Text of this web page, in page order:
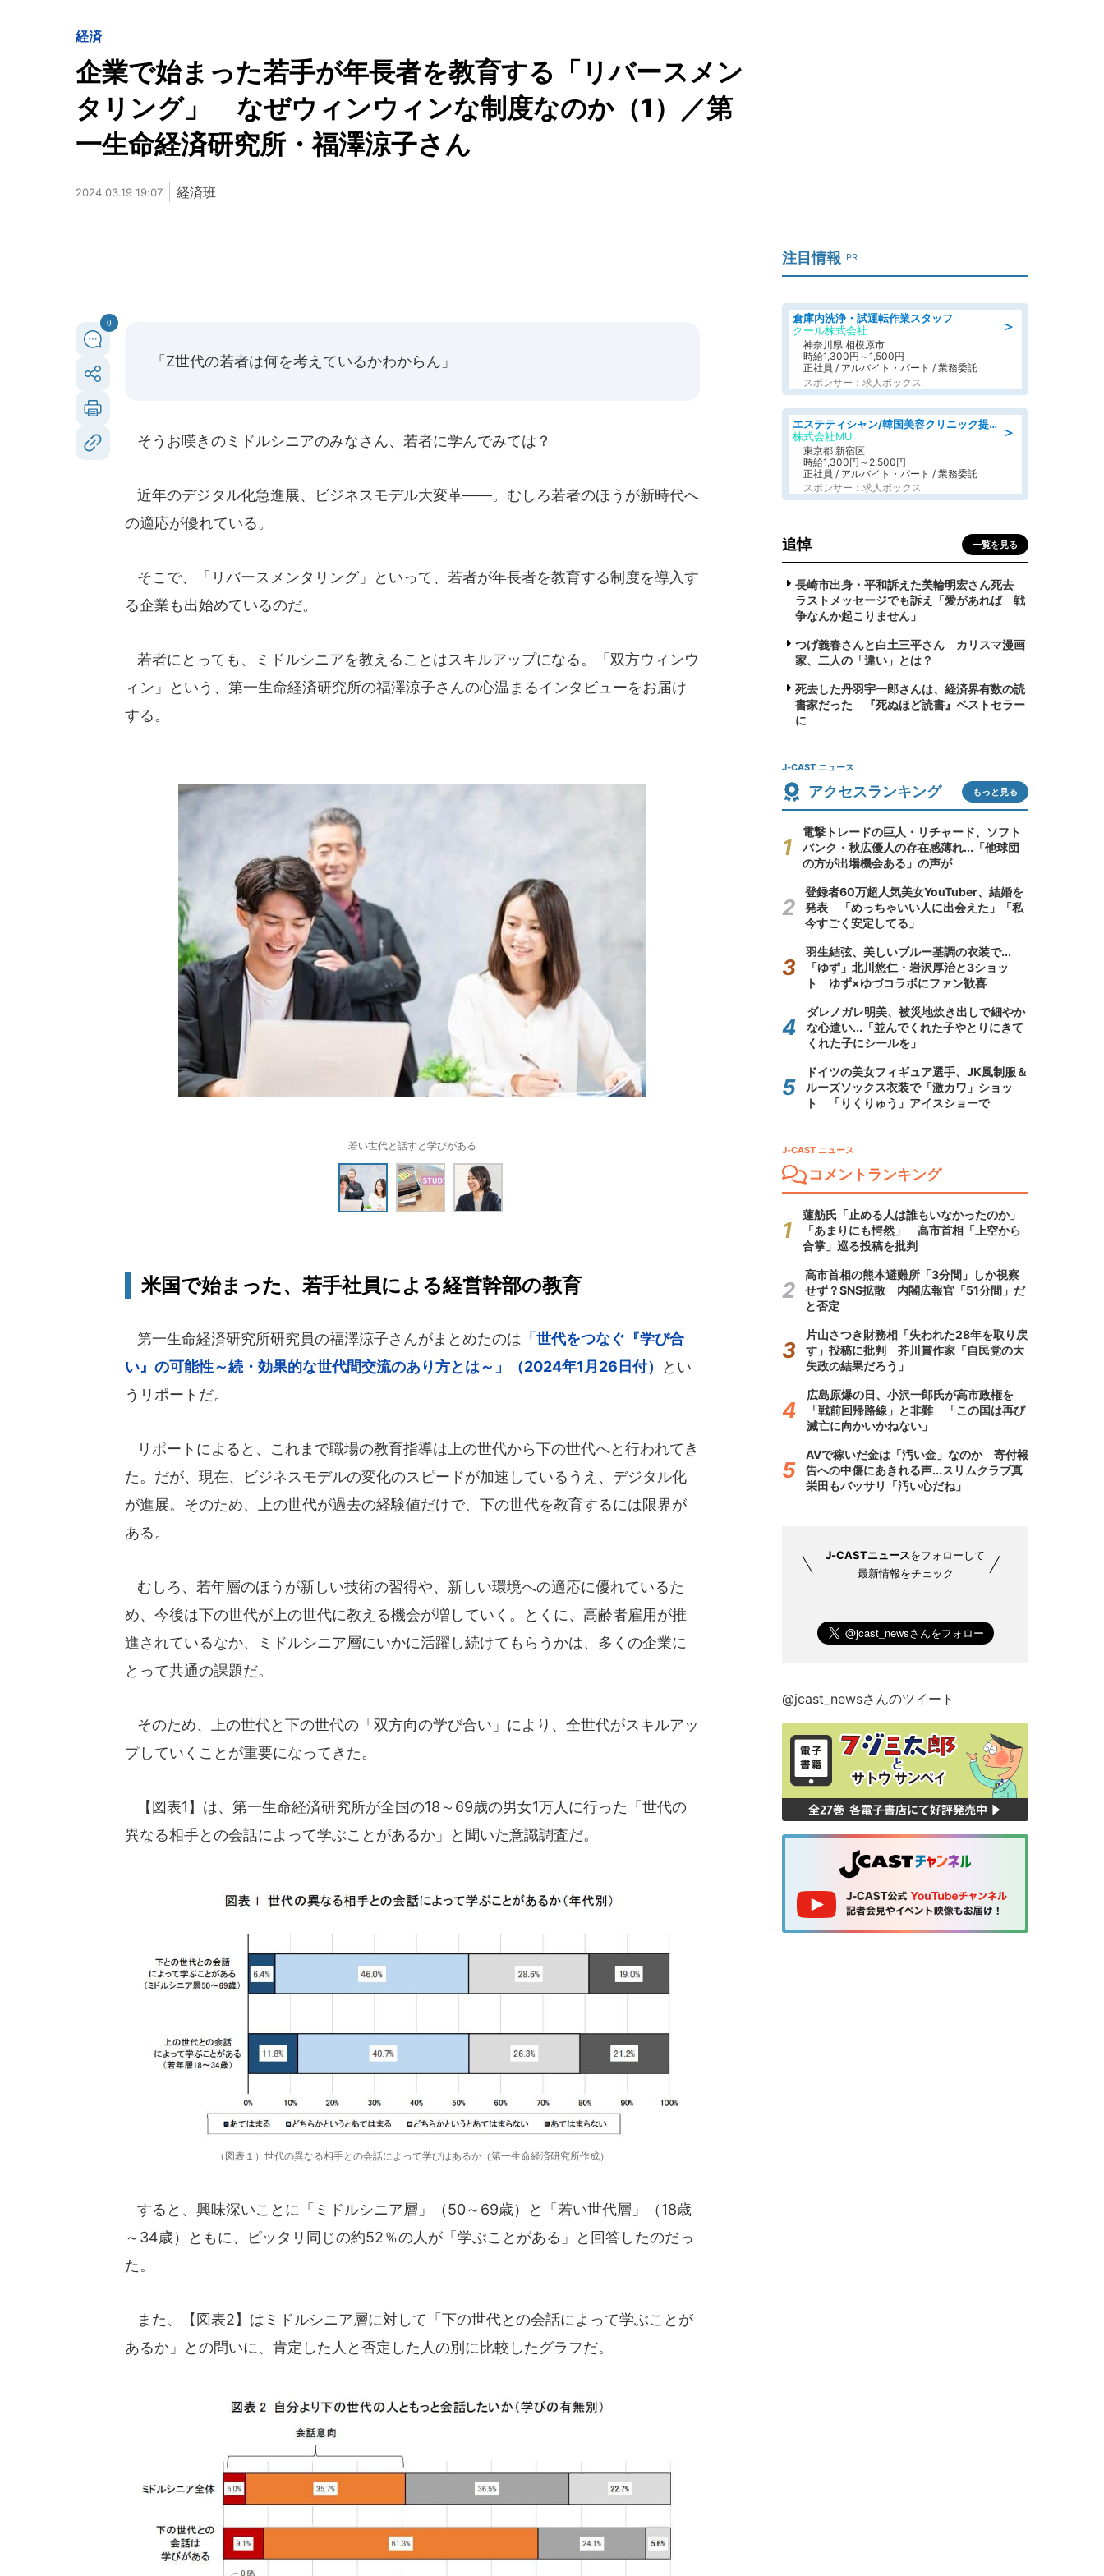
経済
企業で始まった若手が年長者を教育する「リバースメン
タリング」 なぜウィンウィンな制度なのか（1）／第
一生命経済研究所・福澤涼子さん
2024.03.19 19:07 経済班
0
「Z世代の若者は何を考えているかわからん」
そうお嘆きのミドルシニアのみなさん、若者に学んでみては？
近年のデジタル化急進展、ビジネスモデル大変革――。むしろ若者のほうが新時代へ
の適応が優れている。
そこで、「リバースメンタリング」といって、若者が年長者を教育する制度を導入す
る企業も出始めているのだ。
若者にとっても、ミドルシニアを教えることはスキルアップになる。「双方ウィンウ
ィン」という、第一生命経済研究所の福澤涼子さんの心温まるインタビューをお届け
する。
若い世代と話すと学びがある
米国で始まった、若手社員による経営幹部の教育
第一生命経済研究所研究員の福澤涼子さんがまとめたのは 「世代をつなぐ『学び合
い』の可能性～続・効果的な世代間交流のあり方とは～」（2024年1月26日付）
とい
うリポートだ。
リポートによると、これまで職場の教育指導は上の世代から下の世代へと行われてき
た。だが、現在、ビジネスモデルの変化のスピードが加速しているうえ、デジタル化
が進展。そのため、上の世代が過去の経験値だけで、下の世代を教育するには限界が
ある。
むしろ、若年層のほうが新しい技術の習得や、新しい環境への適応に優れているた
め、今後は下の世代が上の世代に教える機会が増していく。とくに、高齢者雇用が推
進されているなか、ミドルシニア層にいかに活躍し続けてもらうかは、多くの企業に
とって共通の課題だ。
そのため、上の世代と下の世代の「双方向の学び合い」により、全世代がスキルアッ
プしていくことが重要になってきた。
【図表1】は、第一生命経済研究所が全国の18～69歳の男女1万人に行った「世代の
異なる相手との会話によって学ぶことがあるか」と聞いた意識調査だ。
（図表１）世代の異なる相手との会話によって学びはあるか（第一生命経済研究所作成）
すると、興味深いことに「ミドルシニア層」（50～69歳）と「若い世代層」（18歳
～34歳）ともに、ピッタリ同じの約52％の人が「学ぶことがある」と回答したのだっ
た。
また、【図表2】はミドルシニア層に対して「下の世代との会話によって学ぶことが
あるか」との問いに、肯定した人と否定した人の別に比較したグラフだ。
注目情報 PR
＞
倉庫内洗浄・試運転作業スタッフ
クール株式会社
神奈川県 相模原市
時給1,300円～1,500円
正社員 / アルバイト・パート / 業務委託
スポンサー：求人ボックス
＞
エステティシャン/韓国美容クリニック提携サロン
株式会社MU
東京都 新宿区
時給1,300円～2,500円
正社員 / アルバイト・パート / 業務委託
スポンサー：求人ボックス
追悼 一覧を見る
長崎市出身・平和訴えた美輪明宏さん死去
ラストメッセージでも訴え「愛があれば 戦
争なんか起こりません」
つげ義春さんと白土三平さん カリスマ漫画
家、二人の「違い」とは？
死去した丹羽宇一郎さんは、経済界有数の読
書家だった 『死ぬほど読書』ベストセラー
に
J-CAST ニュース
アクセスランキング もっと見る
電撃トレードの巨人・リチャード、ソフト
バンク・秋広優人の存在感薄れ...「他球団
の方が出場機会ある」の声が
登録者60万超人気美女YouTuber、結婚を
発表 「めっちゃいい人に出会えた」「私
今すごく安定してる」
羽生結弦、美しいブルー基調の衣装で...
「ゆず」北川悠仁・岩沢厚治と3ショッ
ト ゆず×ゆづコラボにファン歓喜
ダレノガレ明美、被災地炊き出しで細やか
な心遣い...「並んでくれた子やとりにきて
くれた子にシールを」
ドイツの美女フィギュア選手、JK風制服＆
ルーズソックス衣装で「激カワ」ショッ
ト 「りくりゅう」アイスショーで
J-CAST ニュース
コメントランキング
蓮舫氏「止める人は誰もいなかったのか」
「あまりにも愕然」 高市首相「上空から
合掌」巡る投稿を批判
高市首相の熊本避難所「3分間」しか視察
せず？SNS拡散 内閣広報官「51分間」だ
と否定
片山さつき財務相「失われた28年を取り戻
す」投稿に批判 芥川賞作家「自民党の大
失政の結果だろう」
広島原爆の日、小沢一郎氏が高市政権を
「戦前回帰路線」と非難 「この国は再び
滅亡に向かいかねない」
AVで稼いだ金は「汚い金」なのか 寄付報
告への中傷にあきれる声...スリムクラブ真
栄田もバッサリ「汚い心だね」
J-CASTニュースをフォローして
最新情報をチェック
@jcast_newsさんのツイート